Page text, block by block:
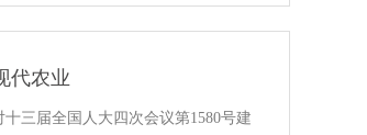
代农业
三届全国人大四次会议第1580号建